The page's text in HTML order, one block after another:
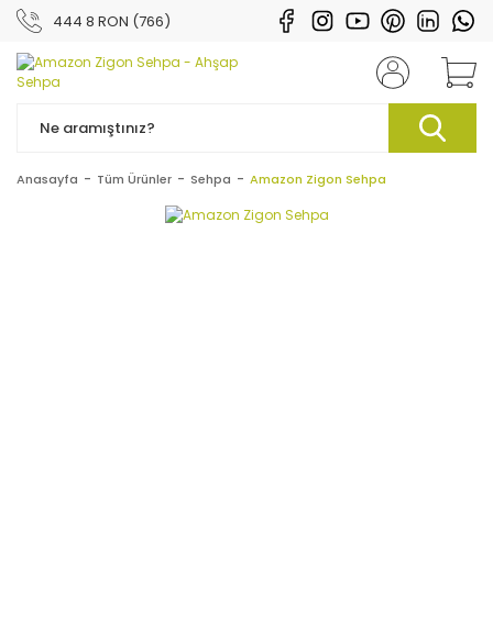
444 8 RON (766)
Anasayfa Tüm Ürünler Sehpa Amazon Zigon Sehpa